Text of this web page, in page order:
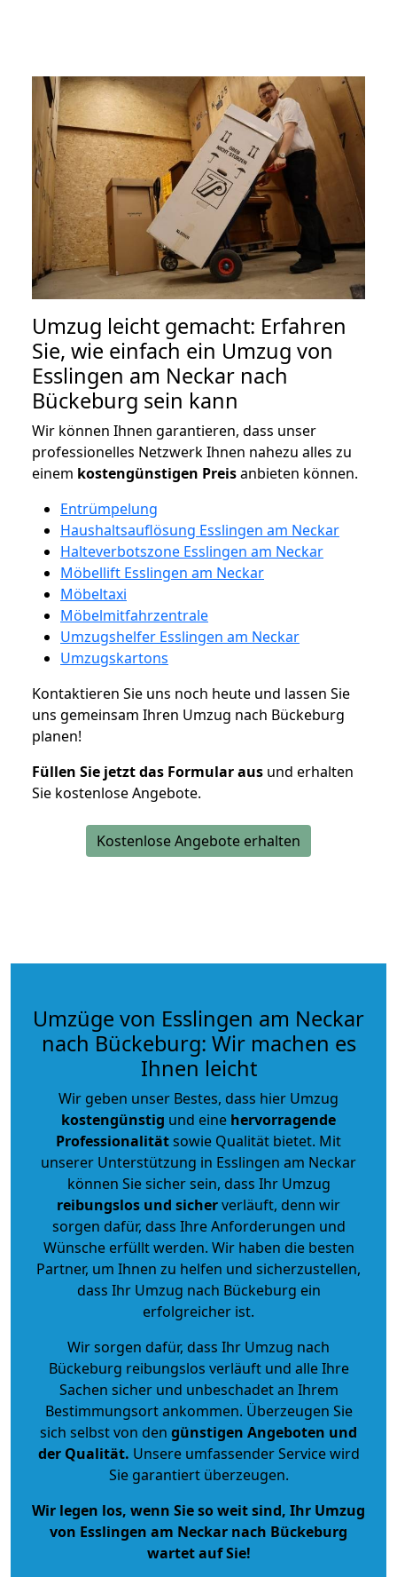
Umzug leicht gemacht: Erfahren
Sie, wie einfach ein Umzug von
Esslingen am Neckar nach
Bückeburg sein kann
Wir können Ihnen garantieren, dass unser
professionelles Netzwerk Ihnen nahezu alles zu
einem kostengünstigen Preisanbieten können.
Entrümpelung
Haushaltsauflösung Esslingen am Neckar
Halteverbotszone Esslingen am Neckar
Möbellift Esslingen am Neckar
Möbeltaxi
Möbelmitfahrzentrale
Umzugshelfer Esslingen am Neckar
Umzugskartons
Kontaktieren Sie uns noch heute und lassen Sie
uns gemeinsam Ihren Umzug nach Bückeburg
planen!
Füllen Sie jetzt das Formular aus und erhalten
Sie kostenlose Angebote.
Kostenlose Angebote erhalten
Umzüge von Esslingen am Neckar
nach Bückeburg: Wir machen es
Ihnen leicht
Wir geben unser Bestes, dass hier Umzug
kostengünstig und eine hervorragende
Professionalitätsowie Qualität bietet. Mit
unserer Unterstützung in Esslingen am Neckar
können Sie sicher sein, dass Ihr Umzug
reibungslos und sicherverläuft, denn wir
sorgen dafür, dass Ihre Anforderungen und
Wünsche erfüllt werden. Wir haben die besten
Partner, um Ihnen zu helfen und sicherzustellen,
dass Ihr Umzug nach Bückeburg ein
erfolgreicher ist.
Wir sorgen dafür, dass Ihr Umzug nach
Bückeburg reibungslos verläuft und alle Ihre
Sachen sicher und unbeschadet an Ihrem
Bestimmungsort ankommen. Überzeugen Sie
sich selbst von den günstigen Angeboten und
der Qualität. Unsere umfassender Service wird
Sie garantiert überzeugen.
Wir legen los, wenn Sie so weit sind, Ihr Umzug
von Esslingen am Neckar nach Bückeburg
wartet auf Sie!